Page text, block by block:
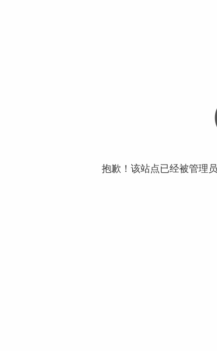
抱歉！该站点已经被管理